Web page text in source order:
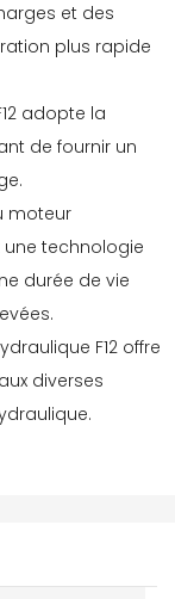
et des
plus rapide
adopte la
de fournir un
moteur
une technologie
durée de vie
F12 offre
diverses